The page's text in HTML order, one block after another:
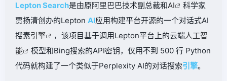
Lepton Search是由原阿里巴巴技术副总裁和AI
科学家
贾扬清创办的Lepton AI应用构建平台开源的一个对话式AI
搜素引擎 ，该项目基于调用Lepton平台上的云端人工智
能
模型和Bing搜索的API密钥，仅用不到 500 行 Python
代码就构建了一个类似于Perplexity AI的对话搜索引擎。